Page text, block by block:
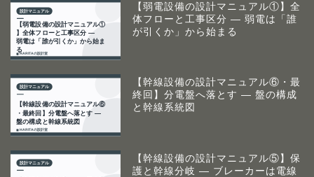
【弱電設備の設計マニュアル①】全
体フローと工事区分 ― 弱電は「誰
が引くか」から始まる
【幹線設備の設計マニュアル⑥・最
終回】分電盤へ落とす ― 盤の構成
と幹線系統図
【幹線設備の設計マニュアル⑤】保
護と幹線分岐 ― ブレーカーは電線